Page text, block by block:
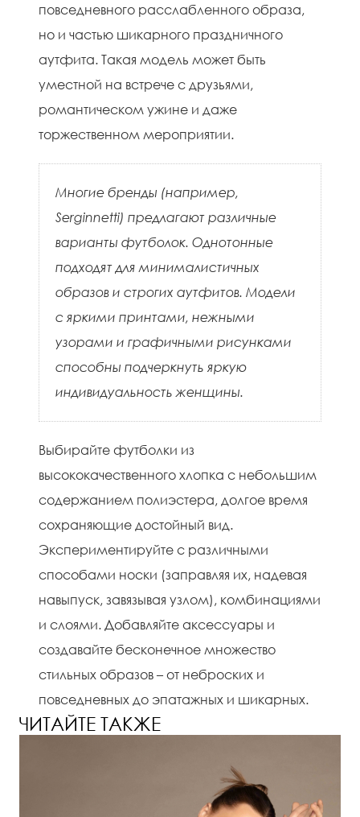
повседневного расслабленного образа,
но и частью шикарного праздничного
аутфита. Такая модель может быть
уместной на встрече с друзьями,
романтическом ужине и даже
торжественном мероприятии.
Многие бренды (например,
Serginnetti) предлагают различные
варианты футболок. Однотонные
подходят для минималистичных
образов и строгих аутфитов. Модели
с яркими принтами, нежными
узорами и графичными рисунками
способны подчеркнуть яркую
индивидуальность женщины.
Выбирайте футболки из
высококачественного хлопка с небольшим
содержанием полиэстера, долгое время
сохраняющие достойный вид.
Экспериментируйте с различными
способами носки (заправляя их, надевая
навыпуск, завязывая узлом), комбинациями
и слоями. Добавляйте аксессуары и
создавайте бесконечное множество
стильных образов – от неброских и
повседневных до эпатажных и шикарных.
ЧИТАЙТЕ ТАКЖЕ